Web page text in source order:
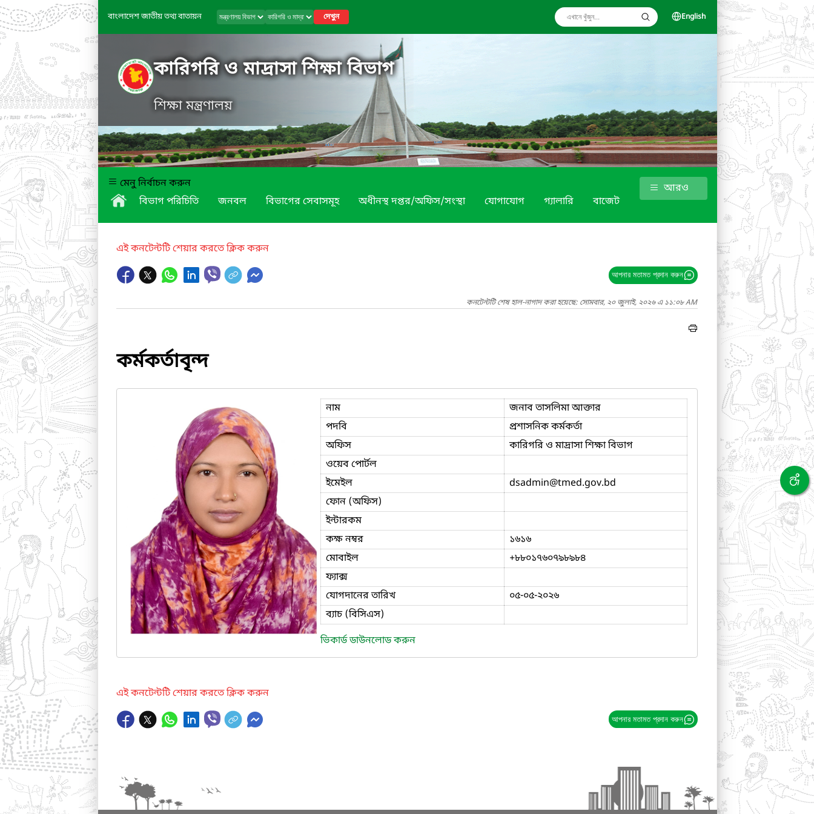
বাংলাদেশ জাতীয় তথ্য বাতায়ন দেখুন English
কারিগরি ও মাদ্রাসা শিক্ষা বিভাগ
শিক্ষা মন্ত্রণালয়
মেনু নির্বাচন করুন
বিভাগ পরিচিতি
জনবল বিভাগের সেবাসমূহ অধীনস্থ দপ্তর/অফিস/সংস্থা যোগাযোগ গ্যালারি বাজেট
আরও
এই কনটেন্টটি শেয়ার করতে ক্লিক করুন
আপনার মতামত প্রদান করুন
কনটেন্টটি শেষ হাল-নাগাদ করা হয়েছে: সোমবার, ২০ জুলাই, ২০২৬ এ ১১:০৮ AM
কর্মকর্তাবৃন্দ
নাম
জনাব তাসলিমা আক্তার
পদবি
প্রশাসনিক কর্মকর্তা
অফিস
কারিগরি ও মাদ্রাসা শিক্ষা বিভাগ
ওয়েব পোর্টল
ইমেইল
dsadmin@tmed.gov.bd
ফোন (অফিস)
ইন্টারকম
কক্ষ নম্বর
১৬১৬
মোবাইল
+৮৮০১৭৬০৭৯৮৯৮৪
ফ্যাক্স
যোগদানের তারিখ
০৫-০৫-২০২৬
ব্যাচ (বিসিএস)
ভিকার্ড ডাউনলোড করুন
এই কনটেন্টটি শেয়ার করতে ক্লিক করুন
আপনার মতামত প্রদান করুন